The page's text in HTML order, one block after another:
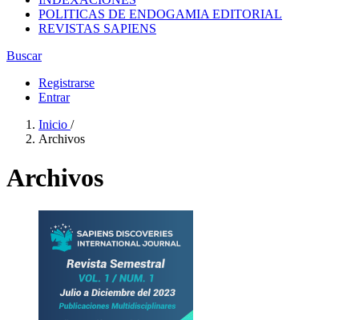
POLITICAS DE ENDOGAMIA EDITORIAL
REVISTAS SAPIENS
Buscar
Registrarse
Entrar
Inicio /
Archivos
Archivos